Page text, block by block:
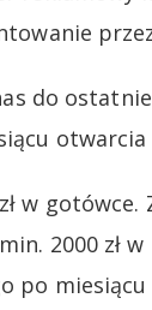
do
w
2000 zł
po